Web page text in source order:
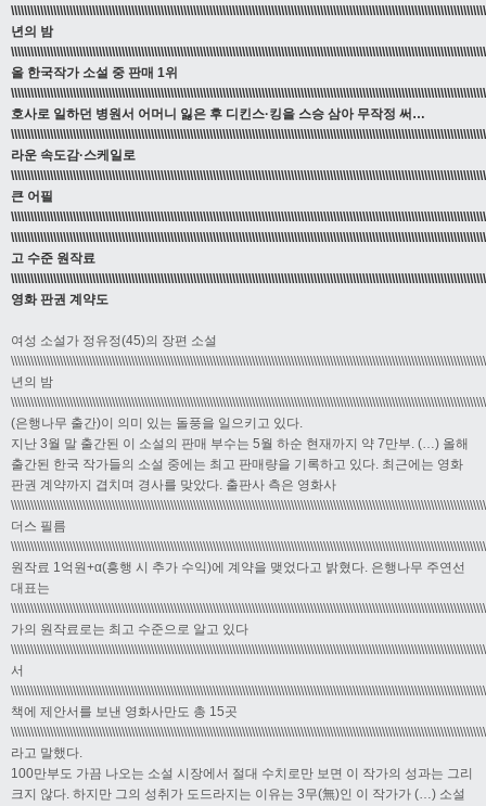
년의 밤
올 한국작가 소설 중 판매 1위
호사로 일하던 병원서 어머니 잃은 후 디킨스·킹을 스승 삼아 무작정 써…
라운 속도감·스케일로
큰 어필
고 수준 원작료
영화 판권 계약도
여성 소설가 정유정(45)의 장편 소설
년의 밤
(은행나무 출간)이 의미 있는 돌풍을 일으키고 있다.
지난 3월 말 출간된 이 소설의 판매 부수는 5월 하순 현재까지 약 7만부. (…) 올해
출간된 한국 작가들의 소설 중에는 최고 판매량을 기록하고 있다. 최근에는 영화
판권 계약까지 겹치며 경사를 맞았다. 출판사 측은 영화사
더스 필름
원작료 1억원+α(흥행 시 추가 수익)에 계약을 맺었다고 밝혔다. 은행나무 주연선
대표는
가의 원작료로는 최고 수준으로 알고 있다
서
책에 제안서를 보낸 영화사만도 총 15곳
라고 말했다.
100만부도 가끔 나오는 소설 시장에서 절대 수치로만 보면 이 작가의 성과는 그리
크지 않다. 하지만 그의 성취가 도드라지는 이유는 3무(無)인 이 작가가 (…) 소설